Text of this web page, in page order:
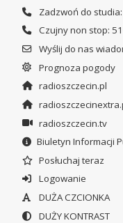
Zadzwoń do
Czujny non stop:
Wyślij do nas
Prognoza pogody
radioszczecin.pl
radioszczecin.tv
Biuletyn Informacji
Posłuchaj teraz
Logowanie
DUŻA CZCIONKA
DUŻY KONTRAST